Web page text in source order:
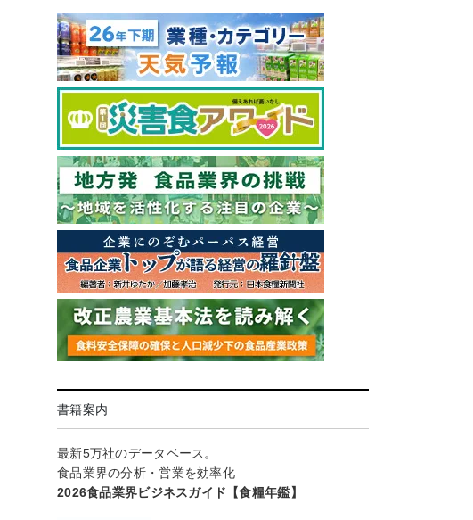
書籍案内
最新5万社のデータベース。
食品業界の分析・営業を効率化
2026食品業界ビジネスガイド【食糧年鑑】